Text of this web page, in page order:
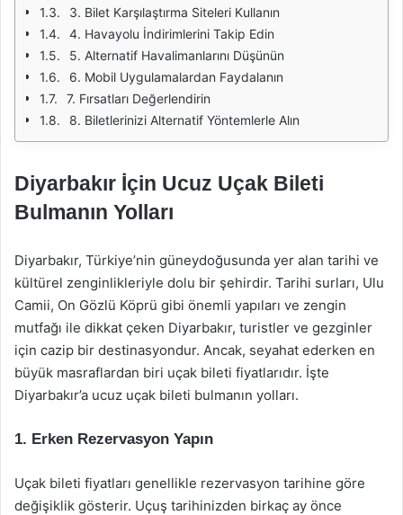
3. Bilet Karşılaştırma Siteleri Kullanın
4. Havayolu İndirimlerini Takip Edin
5. Alternatif Havalimanlarını Düşünün
6. Mobil Uygulamalardan Faydalanın
7. Fırsatları Değerlendirin
8. Biletlerinizi Alternatif Yöntemlerle Alın
Diyarbakır İçin Ucuz Uçak Bileti
Bulmanın Yolları
Diyarbakır, Türkiye’nin güneydoğusunda yer alan tarihi ve
kültürel zenginlikleriyle dolu bir şehirdir. Tarihi surları, Ulu
Camii, On Gözlü Köprü gibi önemli yapıları ve zengin
mutfağı ile dikkat çeken Diyarbakır, turistler ve gezginler
için cazip bir destinasyondur. Ancak, seyahat ederken en
büyük masraflardan biri uçak bileti fiyatlarıdır. İşte
Diyarbakır’a ucuz uçak bileti bulmanın yolları.
1. Erken Rezervasyon Yapın
Uçak bileti fiyatları genellikle rezervasyon tarihine göre
değişiklik gösterir. Uçuş tarihinizden birkaç ay önce